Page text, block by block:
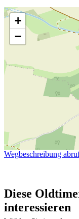
+
−
Wegbeschreibung
Diese
interessieren